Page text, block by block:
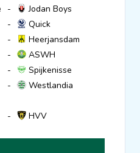
-
Jodan Boys
-
Quick
-
Heerjansdam
-
ASWH
-
Spijkenisse
-
Westlandia
- HVV